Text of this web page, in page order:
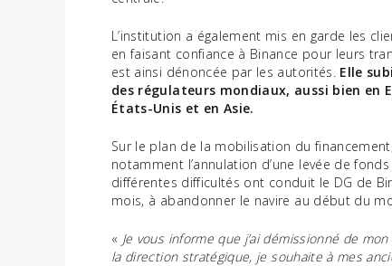
L’institution a également mis en garde les
en faisant confiance à Binance pour leurs
est ainsi dénoncée par les autorités. Elle
des régulateurs mondiaux, aussi bien en
États-Unis et en Asie.
Sur le plan de la mobilisation du
notamment l’annulation d’une levée de
différentes difficultés ont conduit le DG de
mois, à abandonner le navire au début du
« Je vous informe que j’ai démissionné de
la direction stratégique, je souhaite à mes